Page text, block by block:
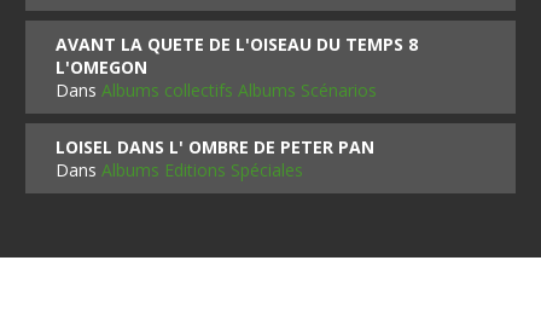
AVANT LA QUETE DE L'OISEAU DU TEMPS 8
L'OMEGON
DansAlbums collectifs Albums Scénarios
LOISEL DANS L' OMBRE DE PETER PAN
DansAlbums Editions Spéciales